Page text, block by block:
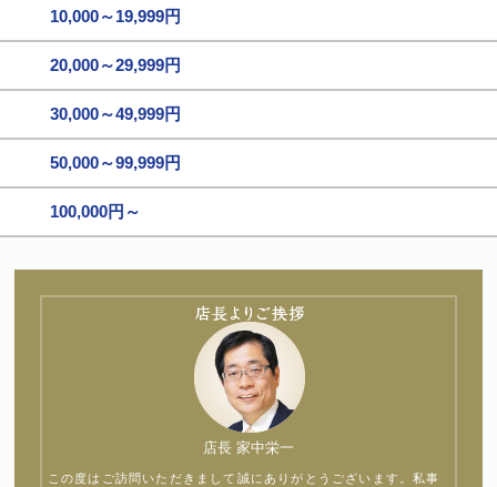
10,000～19,999円
20,000～29,999円
30,000～49,999円
50,000～99,999円
100,000円～
店長 家中栄一
この度はご訪問いただきまして誠にありがとうございます。私事